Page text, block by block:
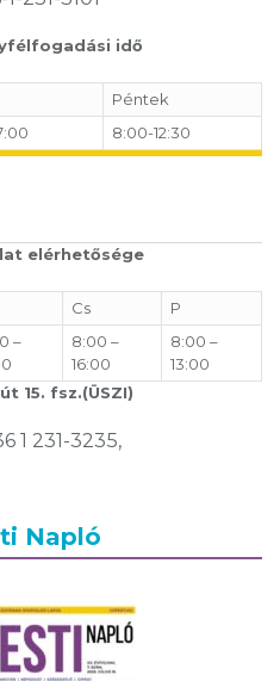
idő
Péntek
8:00-12:30
elérhetősége
Cs
P
–
8:00 –
16:00
8:00 –
13:00
15. fsz.(ÜSZI)
1 231-3235,
Napló